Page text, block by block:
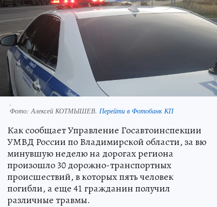
.
Фото: Алексей КОТМЫШЕВ. Перейти в Фотобанк КП
Как сообщает Управление Госавтоинспекции
УМВД России по Владимирской области, за вю
минувшую неделю на дорогах региона
произошло 30 дорожно-транспортных
происшествий, в которых пять человек
погибли, а еще 41 гражданин получил
различные травмы.